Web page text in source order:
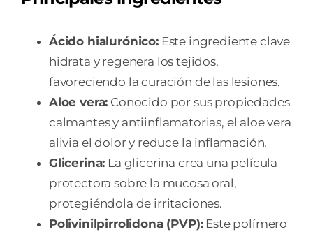
Ácido hialurónico:Este ingrediente clave
hidrata y regenera los tejidos,
favoreciendo la curación de las lesiones.
Aloe vera: Conocido por sus propiedades
calmantes y antiinflamatorias, el aloe vera
alivia el dolor y reduce la inflamación.
Glicerina: La glicerina crea una película
protectora sobre la mucosa oral,
protegiéndola de irritaciones.
Polivinilpirrolidona (PVP):Este polímero